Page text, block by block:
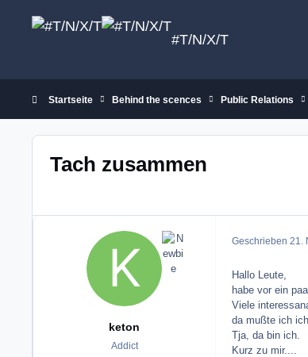
#T/N/X/T
Startseite Behind the scences Public Relations
Tach zusammen
keton
Addict
Geschrieben 21.
Hallo Leute,
habe vor ein
Viele
da mußte ich
Tja, da bin ich.
Kurz zu mir....